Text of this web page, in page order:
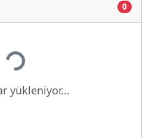
0
yükleniyor...